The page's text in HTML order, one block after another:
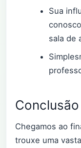
Sua
sala de
Conclusão
Chegamos ao
trouxe uma